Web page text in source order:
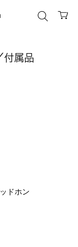
属品
ドホン